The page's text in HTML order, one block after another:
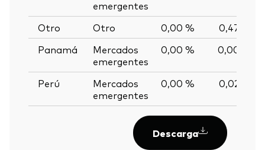
emergentes
Otro Otro 0,00 %
0,47 %
Panamá
Mercados
emergentes
0,00 % 0,00 %
Perú
Mercados
emergentes
0,00 % 0,02 %
Descarga